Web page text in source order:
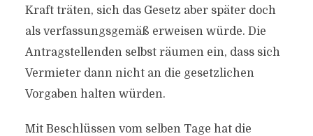
Kraft träten, sich das Gesetz aber später doch
als verfassungsgemäß erweisen würde. Die
Antragstellenden selbst räumen ein, dass sich
Vermieter dann nicht an die gesetzlichen
Vorgaben halten würden.
Mit Beschlüssen vom selben Tage hat die